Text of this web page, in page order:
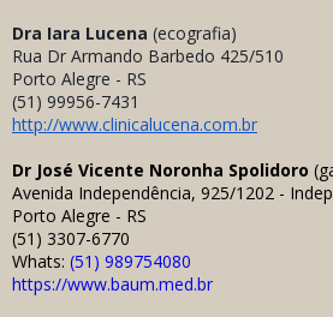
Dra Iara Lucena (ecografia)
Rua Dr Armando Barbedo 425/510
Porto Alegre - RS
(51) 99956-7431
http://www.clinicalucena.com.br
Dr José Vicente Noronha Spolidoro
Avenida Independência, 925/1202 -
Porto Alegre - RS
(51) 3307-6770
Whats: (51) 989754080
https://www.baum.med.br